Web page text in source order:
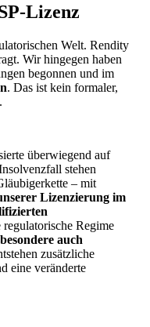
Lizenz
Welt. Rendity
Wir hingegen haben
begonnen und im
. Das ist kein formaler,
überwiegend auf
stehen
– mit
Lizenzierung im
regulatorische Regime
auch
zusätzliche
eine veränderte